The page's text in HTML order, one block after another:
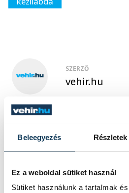
Beleegyezés Részletek
Ez a weboldal sütiket használ
Sütiket használunk a tartalmak
SZERZŐ
vehir.hu